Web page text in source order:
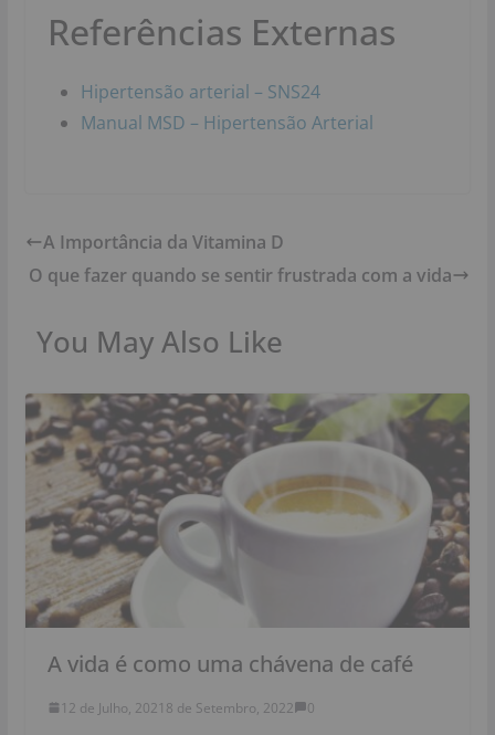
Referências Externas
Hipertensão arterial – SNS24
Manual MSD – Hipertensão Arterial
A Importância da Vitamina D
O que fazer quando se sentir frustrada com a vida
You May Also Like
A vida é como uma chávena de café
12 de Julho, 2021 8 de Setembro, 2022 0